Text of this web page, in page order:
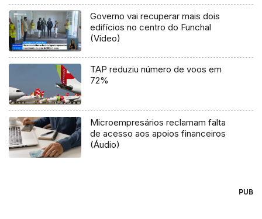
Governo vai recuperar mais dois
edifícios no centro do Funchal
(Vídeo)
TAP reduziu número de voos em
72%
Microempresários reclamam falta
de acesso aos apoios financeiros
(Áudio)
PUB